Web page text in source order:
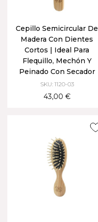
Cepillo Semicircular De
Madera Con Dientes
Cortos | Ideal Para
Flequillo, Mechón Y
Peinado Con Secador
SKU: 1120-03
43,00 €